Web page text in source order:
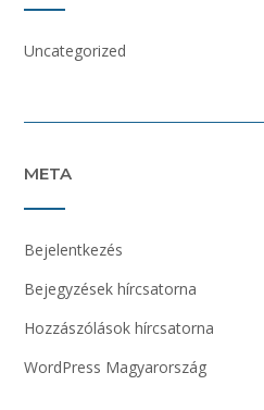
Uncategorized
META
Bejelentkezés
Bejegyzések hírcsatorna
Hozzászólások hírcsatorna
WordPress Magyarország